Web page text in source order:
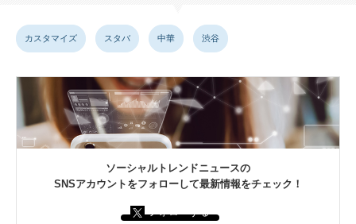
カスタマイズ スタバ 中華 渋谷
ソーシャルトレンドニュースの
SNSアカウントをフォローして最新情報をチェック！
フォローする